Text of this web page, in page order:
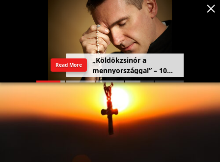
Szeretetország: a haza,
amely a szívben kezdődik
Read More